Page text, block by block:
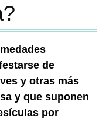
de
y otras más
y que suponen
por